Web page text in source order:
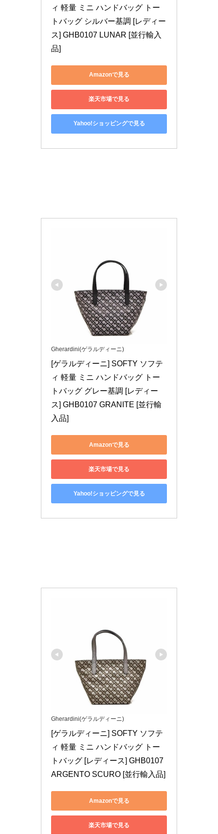
ィ 軽量 ミニ ハンドバッグ トー
トバッグ シルバー基調 [レディー
ス] GHB0107 LUNAR [並行輸入
品]
Amazonで見る
楽天市場で見る
Yahoo!ショッピングで見る
Gherardini(ゲラルディーニ)
[ゲラルディーニ] SOFTY ソフテ
ィ 軽量 ミニ ハンドバッグ トー
トバッグ グレー基調 [レディー
ス] GHB0107 GRANITE [並行輸
入品]
Amazonで見る
楽天市場で見る
Yahoo!ショッピングで見る
Gherardini(ゲラルディーニ)
[ゲラルディーニ] SOFTY ソフテ
ィ 軽量 ミニ ハンドバッグ トー
トバッグ [レディース] GHB0107
ARGENTO SCURO [並行輸入品]
Amazonで見る
楽天市場で見る